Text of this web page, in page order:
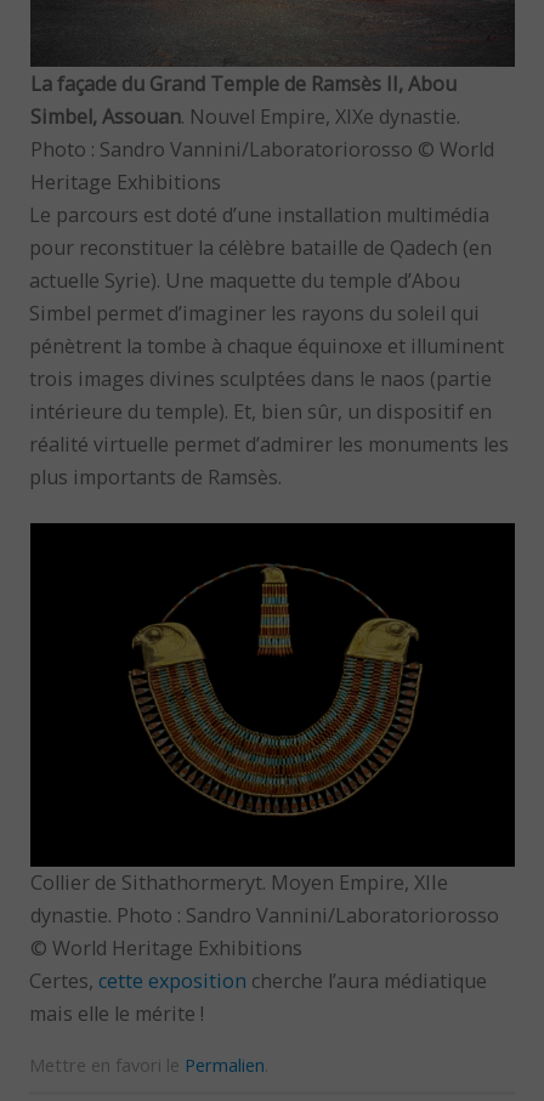
La façade du Grand Temple de Ramsès II, Abou
Simbel, Assouan. Nouvel Empire, XIXe dynastie.
Photo : Sandro Vannini/Laboratoriorosso © World
Heritage Exhibitions
Le parcours est doté d’une installation multimédia
pour reconstituer la célèbre bataille de Qadech (en
actuelle Syrie). Une maquette du temple d’Abou
Simbel permet d’imaginer les rayons du soleil qui
pénètrent la tombe à chaque équinoxe et illuminent
trois images divines sculptées dans le naos (partie
intérieure du temple). Et, bien sûr, un dispositif en
réalité virtuelle permet d’admirer les monuments les
plus importants de Ramsès.
Collier de Sithathormeryt. Moyen Empire, XIIe
dynastie. Photo : Sandro Vannini/Laboratoriorosso
© World Heritage Exhibitions
Certes, cette exposition cherche l’aura médiatique
mais elle le mérite !
Mettre en favori le Permalien.